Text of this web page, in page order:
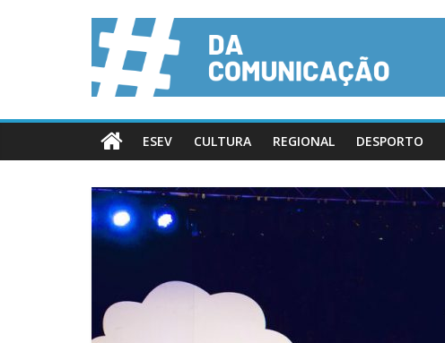
ESEV CULTURA REGIONAL DESPORTO